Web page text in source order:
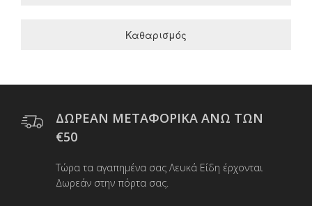
Καθαρισμός
ΔΩΡΕΑΝ ΜΕΤΑΦΟΡΙΚΑ ΑΝΩ ΤΩΝ
€50
Τώρα τα αγαπημένα σας Λευκά Είδη έρχονται
Δωρεάν στην πόρτα σας.